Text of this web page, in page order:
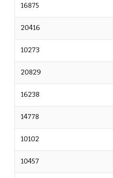
16875
20416
10273
20829
16238
14778
10102
10457